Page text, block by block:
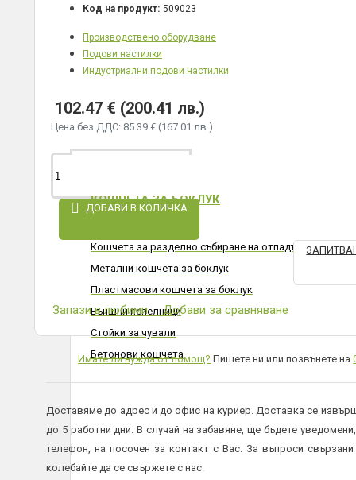
КОШЧЕТА ЗА БОКЛУК
Кошчета за разделно събиране на отпадъци
Метални кошчета за боклук
Пластмасови кошчета за боклук
Външни пепелници
Стойки за чували
Бетонови кошчета
102.47 € (200.41 лв.)
Цена без ДДС: 85.39 € (167.01 лв.)
Код на продукт: 509023
Производствено оборудване
Подови настилки
Индустриални подови настилки
ДОБАВИ В КОЛИЧКА
Запази в любими Добави за сравняване
Имате ли нужда от помощ? Пишете ни или позвънете на
Доставяме до адрес и до офис на куриер. Доставка се
до 5 работни дни. В случай на забавяне, ще бъдете
телефон, на посочен за контакт с Вас. За въпроси
колебайте да се свържете с нас.